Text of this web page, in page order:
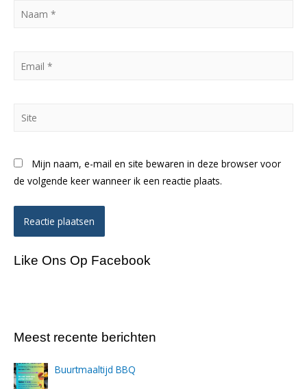
Naam
Mijn naam, e-mail en site bewaren in deze browser voor
de volgende keer wanneer ik een reactie plaats.
Like Ons Op Facebook
Meest recente berichten
Buurtmaaltijd BBQ